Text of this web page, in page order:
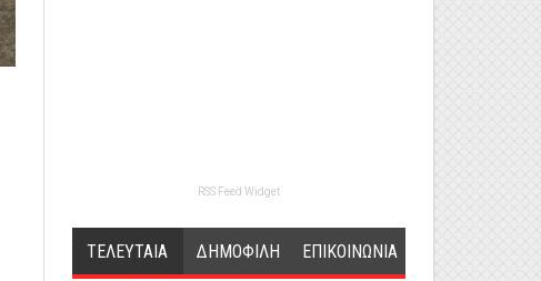
RSS Feed Widget
ΤΕΛΕΥΤΑΙΑ ΔΗΜΟΦΙΛΗ ΕΠΙΚΟΙΝΩΝΙΑ